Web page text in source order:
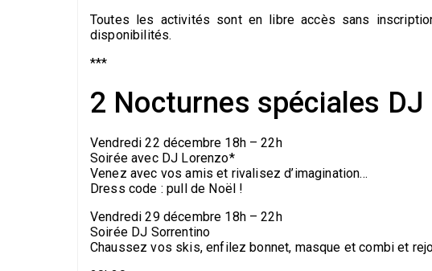
Toutes les activités sont en libre accès sans
disponibilités.
***
2 Nocturnes spéciales DJ
Vendredi 22 décembre 18h – 22h
Soirée avec DJ Lorenzo*
Venez avec vos amis et rivalisez d’imagination…
Dress code : pull de Noël !
Vendredi 29 décembre 18h – 22h
Soirée DJ Sorrentino
Chaussez vos skis, enfilez bonnet, masque et combi et